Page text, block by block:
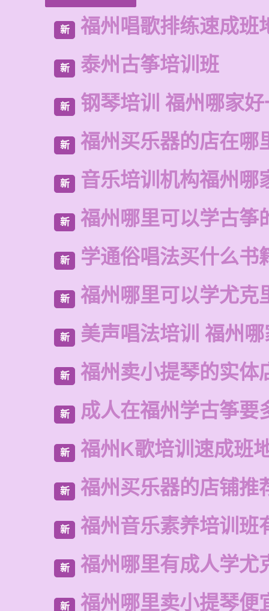
新 福州唱歌排练速成班
新 泰州古筝培训班
新 钢琴培训 福州哪家
新 福州买乐器的店在哪
新 音乐培训机构福州哪
新 福州哪里可以学古筝
新 学通俗唱法买什么书
新 福州哪里可以学尤克
新 美声唱法培训 福州
新 福州卖小提琴的实体
新 成人在福州学古筝要
新 福州K歌培训速成班
新 福州买乐器的店铺推
新 福州音乐素养培训班
新 福州哪里有成人学尤
新 福州哪里卖小提琴便